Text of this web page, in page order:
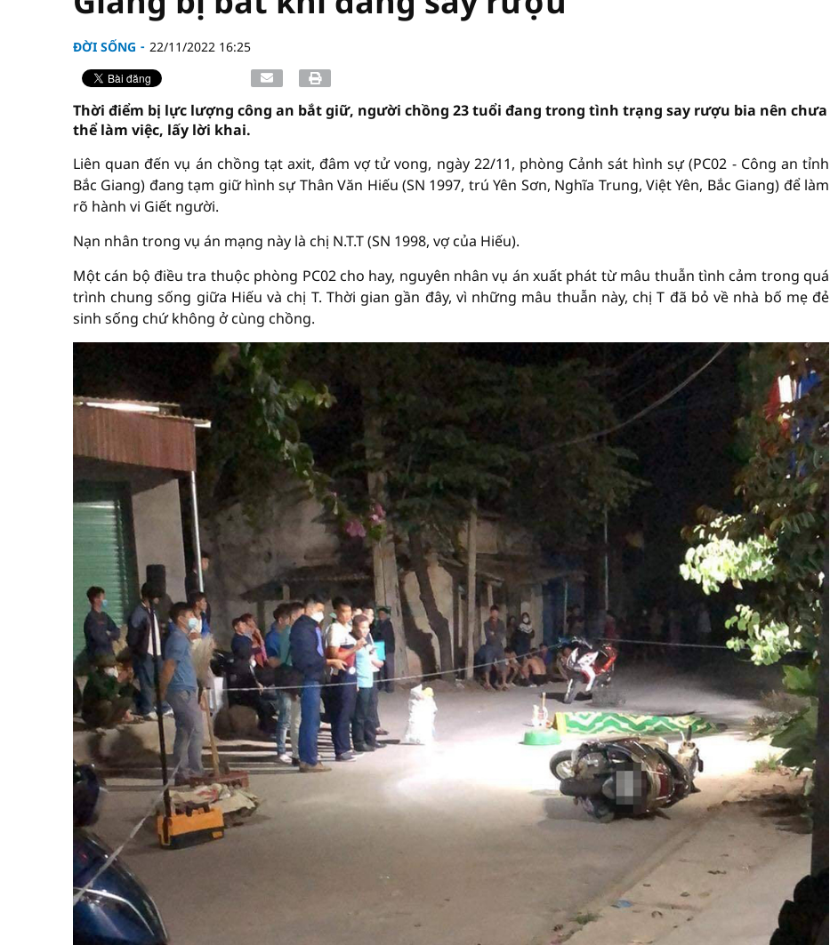
ĐỜI SỐNG 22/11/2022 16:25
Thời điểm bị lực lượng công an bắt giữ, người chồng 23 tuổi đang trong tình trạng say rượu bia nên chưa
thể làm việc, lấy lời khai.
Liên quan đến vụ án chồng tạt axit, đâm vợ tử vong, ngày 22/11, phòng Cảnh sát hình sự (PC02 - Công an tỉnh
Bắc Giang) đang tạm giữ hình sự Thân Văn Hiếu (SN 1997, trú Yên Sơn, Nghĩa Trung, Việt Yên, Bắc Giang) để làm
rõ hành vi Giết người.
Nạn nhân trong vụ án mạng này là chị N.T.T (SN 1998, vợ của Hiếu).
Một cán bộ điều tra thuộc phòng PC02 cho hay, nguyên nhân vụ án xuất phát từ mâu thuẫn tình cảm trong quá
trình chung sống giữa Hiếu và chị T. Thời gian gần đây, vì những mâu thuẫn này, chị T đã bỏ về nhà bố mẹ đẻ
sinh sống chứ không ở cùng chồng.